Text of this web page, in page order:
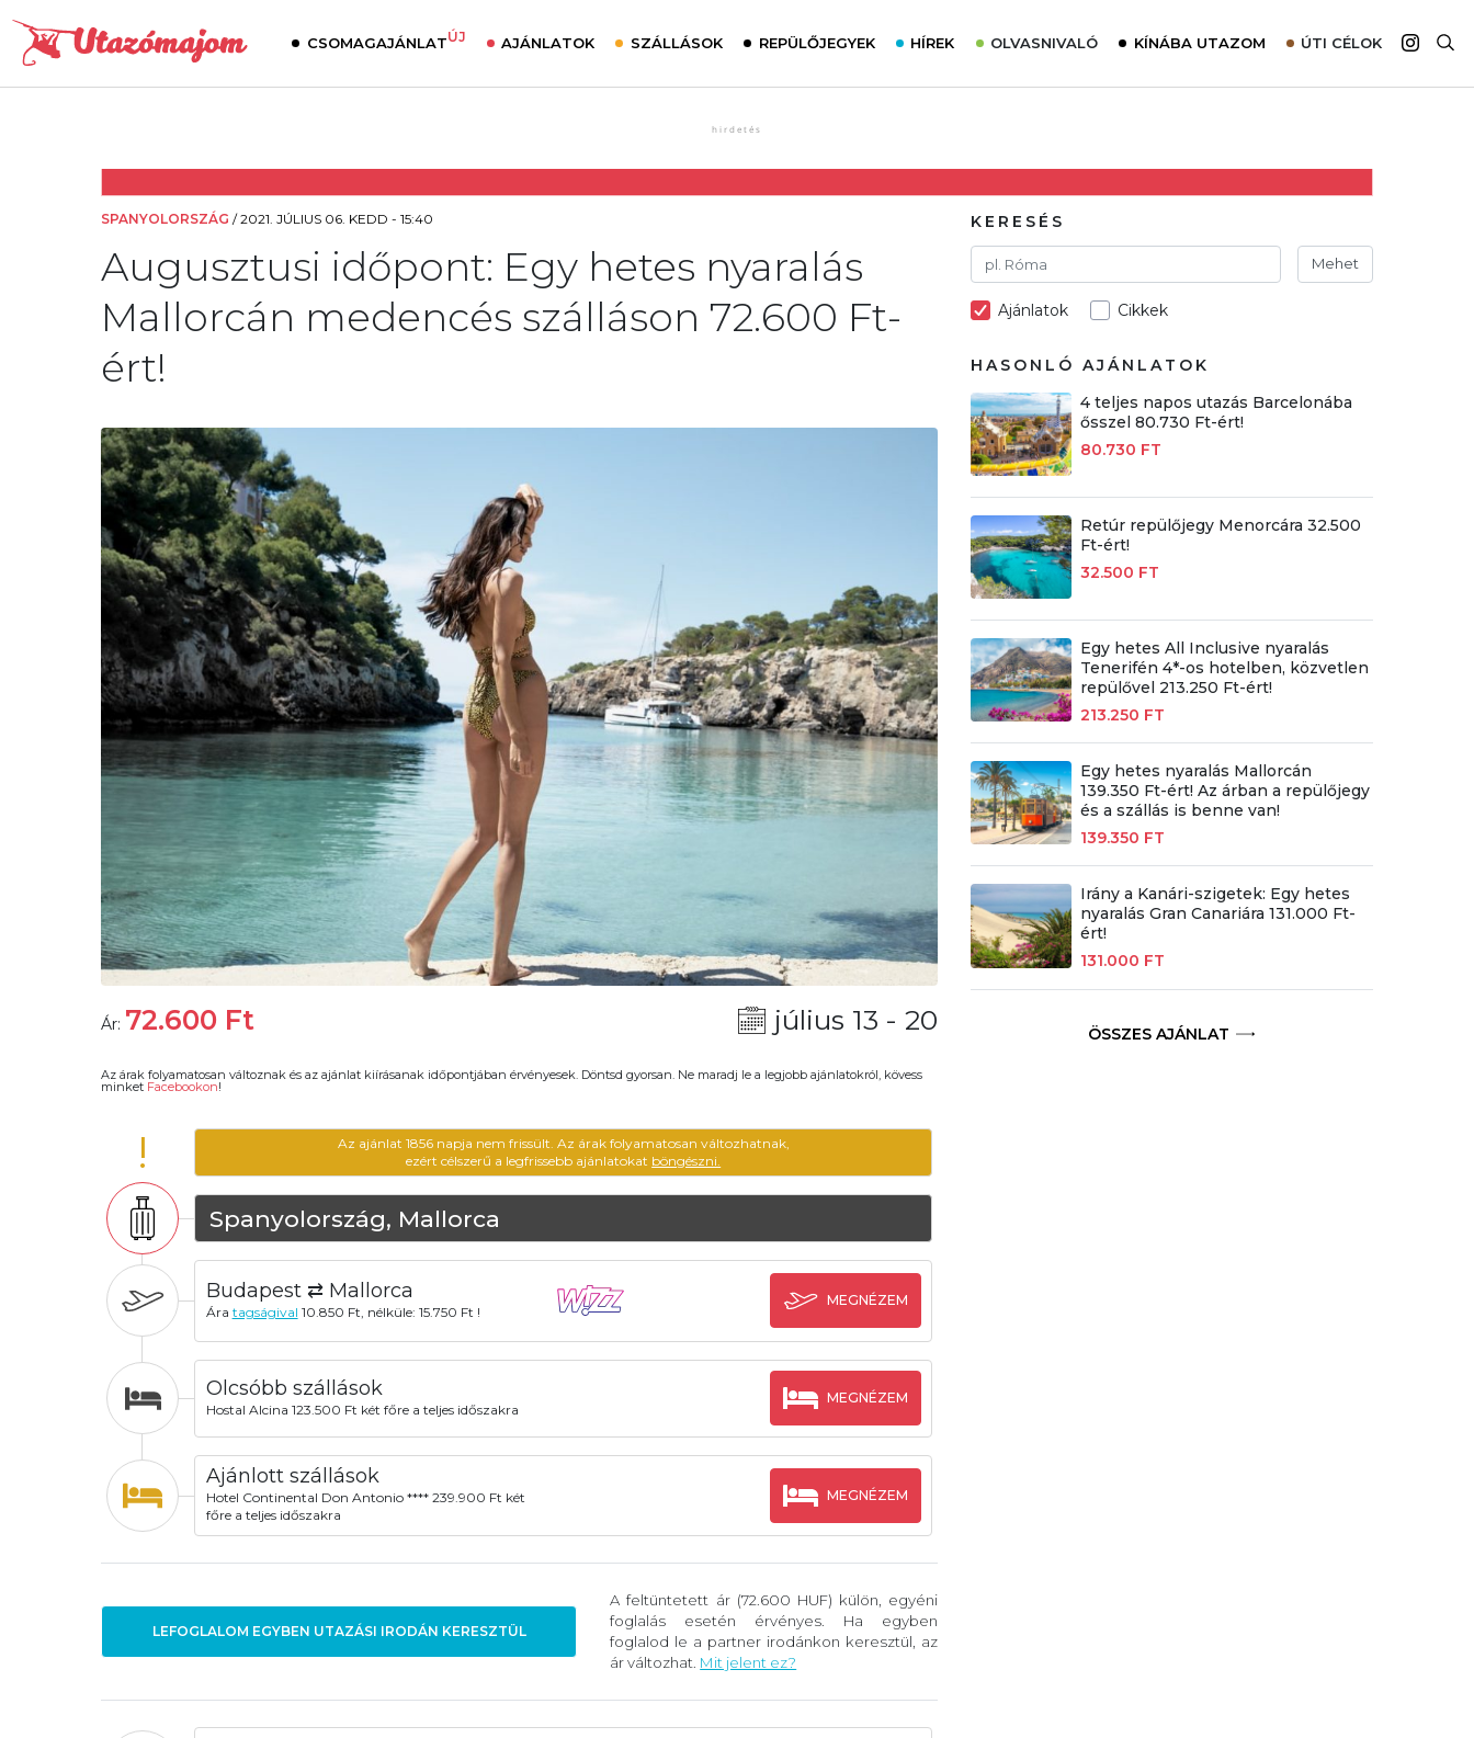
CSOMAGAJÁNLATÚJ AJÁNLATOK SZÁLLÁSOK REPÜLŐJEGYEK HÍREK OLVASNIVALÓ
Utazómajom – CitySIM kártya a világutazóknak
Élménybeszámolók
Szállodalátogatás
Sajtómegjelenések
KÍNÁBA UTAZOM ÚTI CÉLOK
Afrika
SPANYOLORSZÁG /2021. JÚLIUS 06. KEDD - 15:40
Augusztusi időpont: Egy hetes nyaralás
Mallorcán medencés szálláson 72.600 Ft-
ért!
Ár: 72.600 Ft július 13 - 20
Az árak folyamatosan változnak és az ajánlat kiírásanak időpontjában érvényesek. Döntsd gyorsan. Ne maradj le a legjobb ajánlatokról, kövess
minket Facebookon!
!
Az ajánlat 1856 napja nem frissült. Az árak folyamatosan változhatnak,
ezért célszerű a legfrissebb ajánlatokat böngészni.
Spanyolország, Mallorca
Budapest ⇄ Mallorca
Ára tagságival 10.850 Ft, nélküle: 15.750 Ft !
MEGNÉZEM
Olcsóbb szállások
Hostal Alcina 123.500 Ft két főre a teljes időszakra
MEGNÉZEM
Ajánlott szállások
Hotel Continental Don Antonio **** 239.900 Ft két
főre a teljes időszakra
MEGNÉZEM
LEFOGLALOM EGYBEN UTAZÁSI IRODÁN KERESZTÜL
A feltüntetett ár (72.600 HUF) külön, egyéni
foglalás esetén érvényes. Ha egyben
foglalod le a partner irodánkon keresztül, az
ár változhat. Mit jelent ez?
KERESÉS
Mehet
Ajánlatok Cikkek
HASONLÓ AJÁNLATOK
4 teljes napos utazás Barcelonába
ősszel 80.730 Ft-ért!
80.730 FT
Retúr repülőjegy Menorcára 32.500
Ft-ért!
32.500 FT
Egy hetes All Inclusive nyaralás
Tenerifén 4*-os hotelben, közvetlen
repülővel 213.250 Ft-ért!
213.250 FT
Egy hetes nyaralás Mallorcán
139.350 Ft-ért! Az árban a repülőjegy
és a szállás is benne van!
139.350 FT
Irány a Kanári-szigetek: Egy hetes
nyaralás Gran Canariára 131.000 Ft-
ért!
131.000 FT
ÖSSZES AJÁNLAT